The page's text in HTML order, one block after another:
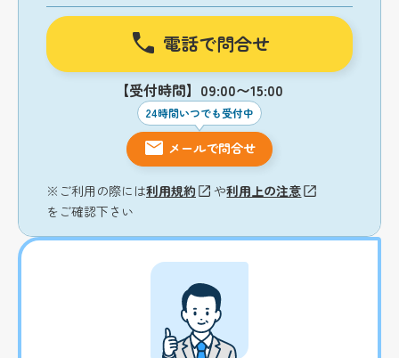
電話で問合せ
【受付時間】09:00〜15:00
24時間いつでも受付中
メールで問合せ
※ご利用の際には利用規約 や利用上の注意
をご確認下さい